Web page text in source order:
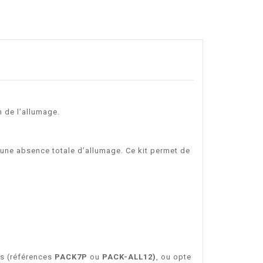
l’allumage.
absence totale d’allumage. Ce kit permet de
(références PACK7P ou PACK-ALL12) , ou opte